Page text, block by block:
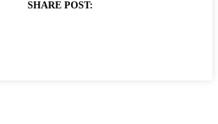
SHARE POST: